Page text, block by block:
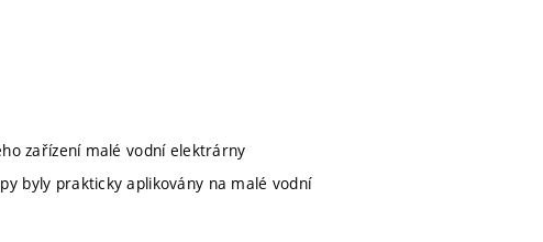
zařízení malé vodní elektrárny
byly prakticky aplikovány na malé vodní